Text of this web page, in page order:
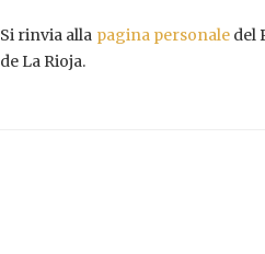
Si rinvia alla pagina personaledel
de La Rioja.